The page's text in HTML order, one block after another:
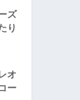
ズ
り
オ
ー